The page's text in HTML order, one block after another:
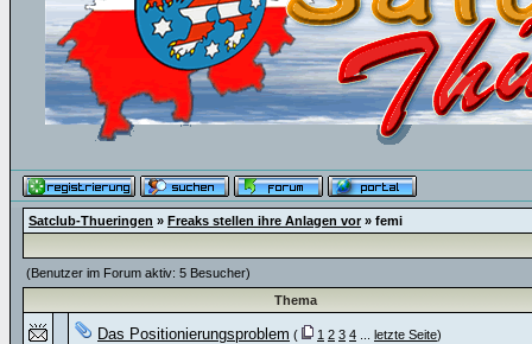
Satclub-Thueringen » Freaks stellen ihre Anlagen vor» femi
(Benutzer im Forum aktiv: 5 Besucher)
Thema
Das Positionierungsproblem ( 1 2 3 4 letzte Seite)